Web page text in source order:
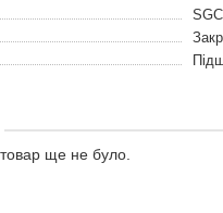
товар ще не було.